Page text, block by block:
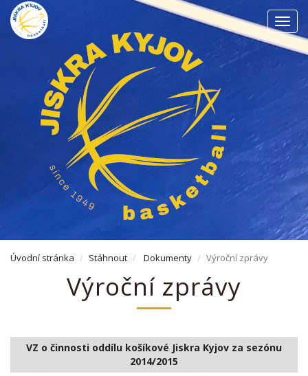
Úvodní stránka Stáhnout Dokumenty Výroční zprávy
Výroční zprávy
VZ o činnosti oddílu košíkové Jiskra Kyjov za sezónu
2014/2015